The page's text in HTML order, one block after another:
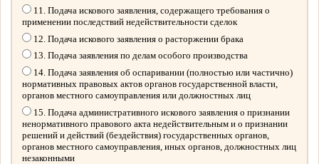
11. Подача искового заявления, содержащего требования о
применении последствий недействительности сделок
12. Подача искового заявления о расторжении брака
13. Подача заявления по делам особого производства
14. Подача заявления об оспаривании (полностью или частично)
нормативных правовых актов органов государственной власти,
органов местного самоуправления или должностных лиц
15. Подача административного искового заявления о признании
ненормативного правового акта недействительным и о признании
решений и действий (бездействия) государственных органов,
органов местного самоуправления, иных органов, должностных лиц
незаконными